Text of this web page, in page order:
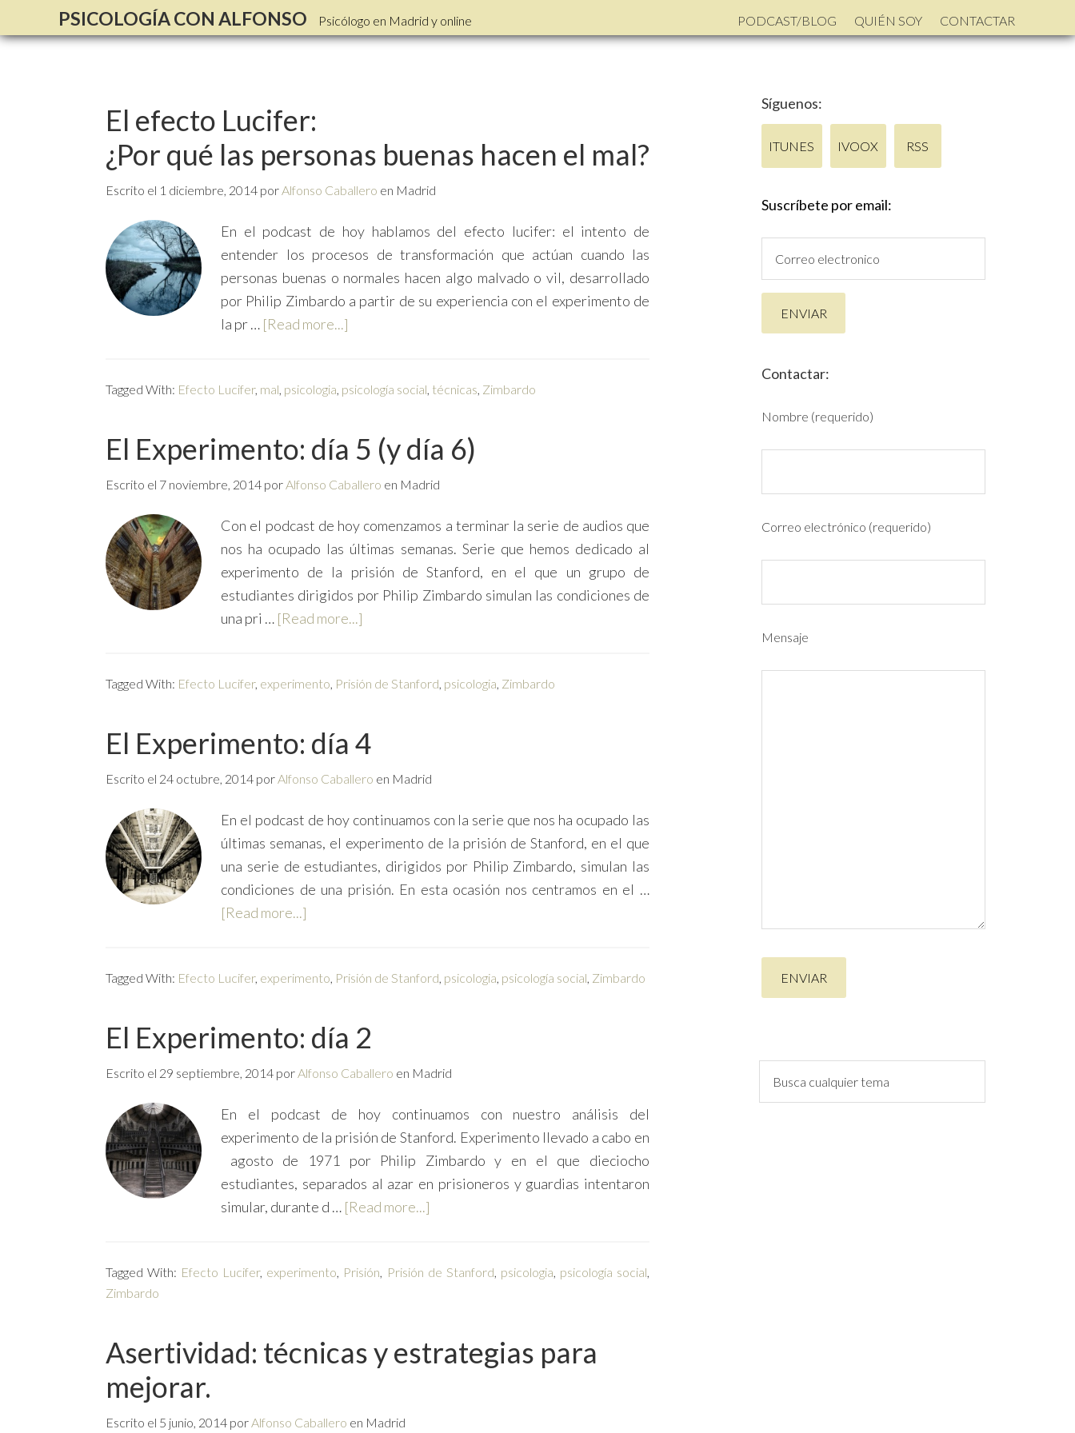
PSICOLOGÍA CON ALFONSO Psicólogo en Madrid y online PODCAST/BLOG QUIÉN SOY CONTACTAR
El efecto Lucifer:
¿Por qué las personas buenas hacen el mal?
Escrito el 1 diciembre, 2014 porAlfonso Caballero en Madrid
En el podcast de hoy hablamos del efecto lucifer: el intento de
entender los procesos de transformación que actúan cuando las
personas buenas o normales hacen algo malvado o vil, desarrollado
por Philip Zimbardo a partir de su experiencia con el experimento de
la pr … [Read more...]
Tagged With: Efecto Lucifer, mal, psicologia, psicología social, técnicas, Zimbardo
El Experimento: día 5 (y día 6)
Escrito el 7 noviembre, 2014 porAlfonso Caballero en Madrid
Con el podcast de hoy comenzamos a terminar la serie de audios que
nos ha ocupado las últimas semanas. Serie que hemos dedicado al
experimento de la prisión de Stanford, en el que un grupo de
estudiantes dirigidos por Philip Zimbardo simulan las condiciones de
una pri … [Read more...]
Tagged With: Efecto Lucifer, experimento, Prisión de Stanford, psicologia, Zimbardo
El Experimento: día 4
Escrito el 24 octubre, 2014 porAlfonso Caballero en Madrid
En el podcast de hoy continuamos con la serie que nos ha ocupado las
últimas semanas, el experimento de la prisión de Stanford, en el que
una serie de estudiantes, dirigidos por Philip Zimbardo, simulan las
condiciones de una prisión. En esta ocasión nos centramos en el …
[Read more...]
Tagged With: Efecto Lucifer, experimento, Prisión de Stanford, psicologia, psicología social, Zimbardo
El Experimento: día 2
Escrito el 29 septiembre, 2014 porAlfonso Caballero en Madrid
En el podcast de hoy continuamos con nuestro análisis del
experimento de la prisión de Stanford. Experimento llevado a cabo en
agosto de 1971 por Philip Zimbardo y en el que dieciocho
estudiantes, separados al azar en prisioneros y guardias intentaron
simular, durante d … [Read more...]
Tagged With: Efecto Lucifer, experimento, Prisión, Prisión de Stanford, psicologia, psicología social,
Zimbardo
Asertividad: técnicas y estrategias para
mejorar.
Escrito el 5 junio, 2014 porAlfonso Caballero en Madrid
Síguenos:
ITUNES IVOOX RSS
Suscríbete por email:
Contactar:
Nombre (requerido)
Correo electrónico (requerido)
Mensaje